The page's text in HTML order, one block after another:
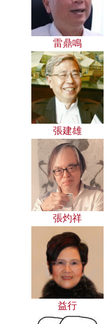
雷鼎鳴
張建雄
張灼祥
益行